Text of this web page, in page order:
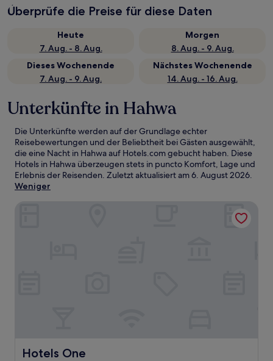
Überprüfe die Preise für diese Daten
Heute
7. Aug. - 8. Aug.
Morgen
8. Aug. - 9. Aug.
Dieses Wochenende
7. Aug. - 9. Aug.
Nächstes Wochenende
14. Aug. - 16. Aug.
Unterkünfte in Hahwa
Die Unterkünfte werden auf der Grundlage echter
Reisebewertungen und der Beliebtheit bei Gästen ausgewählt,
die eine Nacht in Hahwa auf Hotels.com gebucht haben. Diese
Hotels in Hahwa überzeugen stets in puncto Komfort, Lage und
Erlebnis der Reisenden. Zuletzt aktualisiert am6. August 2026.
Weniger
Hotels One
Hotels One